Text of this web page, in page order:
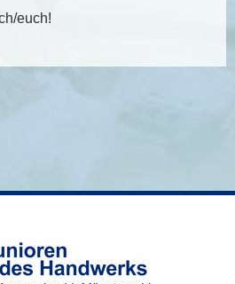
euch!